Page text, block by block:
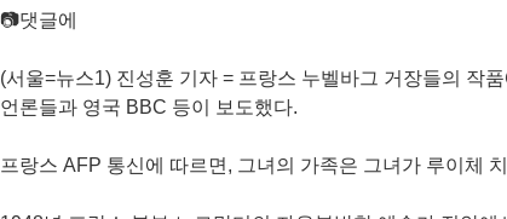
📷댓글에
(서울=뉴스1) 진성훈 기자 = 프랑스 누벨바그 거장들의 작
언론들과 영국 BBC 등이 보도했다.
프랑스 AFP 통신에 따르면, 그녀의 가족은 그녀가 루이체